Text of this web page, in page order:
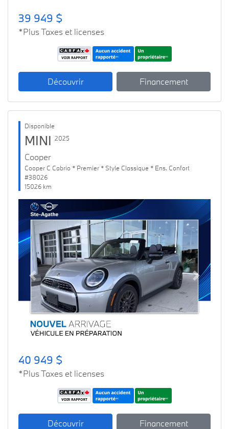
39 949 $
*Plus Taxes et licenses
Découvrir Financement
Disponible
MINI 2025
Cooper
Cooper C Cabrio * Premier * Style Classique * Ens. Confort
#38026
15026 km
Previous Next
40 949 $
*Plus Taxes et licenses
Découvrir Financement